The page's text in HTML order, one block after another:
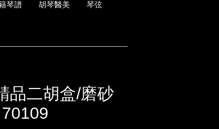
琴譜 胡琴醫美 琴弦
品二胡盒/磨砂